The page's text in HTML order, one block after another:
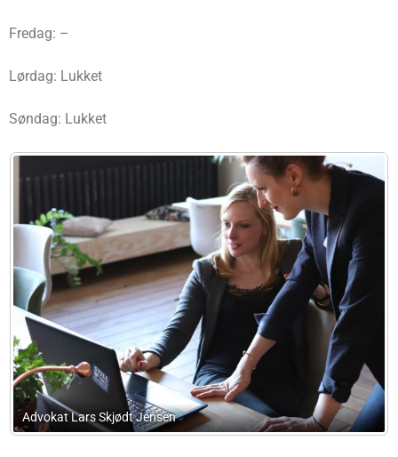
Fredag: –
Lørdag: Lukket
Søndag: Lukket
Advokat Lars Skjødt Jensen